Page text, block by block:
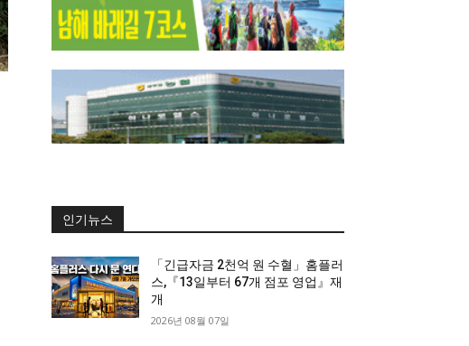
인기뉴스
「긴급자금 2천억 원 수혈」홈플러
스,『13일부터 67개 점포 영업』재
개
2026년 08월 07일